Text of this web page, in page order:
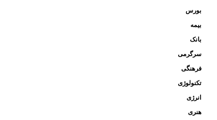
بورس
بیمه
بانک
سرگرمی
فرهنگی
تکنولوژی
انرژی
هنری